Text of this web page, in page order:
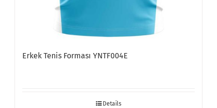
Erkek Tenis Forması YNTF004E
Details